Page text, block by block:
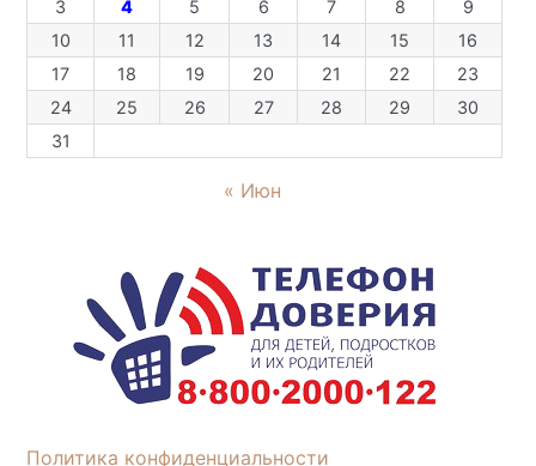
3
4 5 6 7 8
9
10
11 12 13 14 15
16
17
18 19 20 21 22
23
24
25 26 27 28 29
30
31
« Июн
Политика конфиденциальности